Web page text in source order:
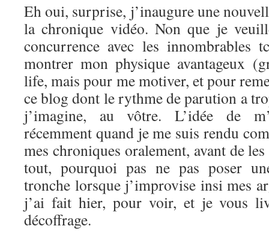
Eh oui, surprise, j’inaugure une
la chronique vidéo. Non que je
concurrence avec les innombrables
montrer mon physique avantageux
life, mais pour me motiver, et pour
ce blog dont le rythme de parution a
j’imagine, au vôtre. L’idée de
récemment quand je me suis rendu
mes chroniques oralement, avant de
tout, pourquoi pas ne pas poser
tronche lorsque j’improvise insi mes
j’ai fait hier, pour voir, et je vous
décoffrage.